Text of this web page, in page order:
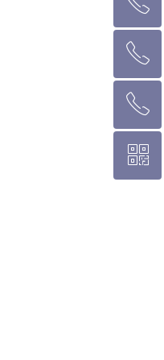
墨尔本热线 1300 039 646
ꂅ
悉 尼 热线 02 9282 9836
ꂅ
布里斯班热线 0426 456 158
ꀥ